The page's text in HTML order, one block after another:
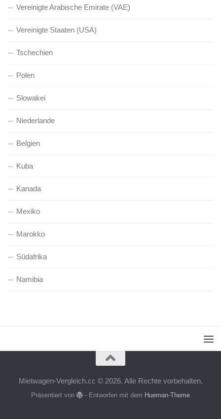
Vereinigte Arabische Emirate (VAE)
Vereinigte Staaten (USA)
Tschechien
Polen
Slowakei
Niederlande
Belgien
Kuba
Kanada
Mexiko
Marokko
Südafrika
Namibia
Mietwagen-Vergleich.cc © 2026. Alle Rechte vorbehalten.
Präsentiert von - Entworfen mit dem Hueman-Theme